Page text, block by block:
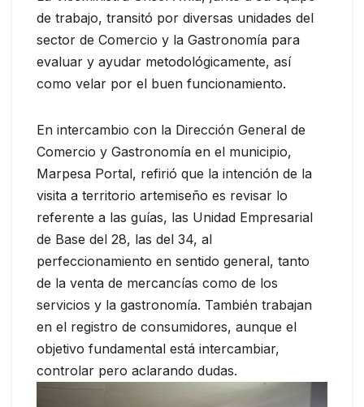
de trabajo, transitó por diversas unidades del
sector de Comercio y la Gastronomía para
evaluar y ayudar metodológicamente, así
como velar por el buen funcionamiento.
En intercambio con la Dirección General de
Comercio y Gastronomía en el municipio,
Marpesa Portal, refirió que la intención de la
visita a territorio artemiseño es revisar lo
referente a las guías, las Unidad Empresarial
de Base del 28, las del 34, al
perfeccionamiento en sentido general, tanto
de la venta de mercancías como de los
servicios y la gastronomía. También trabajan
en el registro de consumidores, aunque el
objetivo fundamental está intercambiar,
controlar pero aclarando dudas.